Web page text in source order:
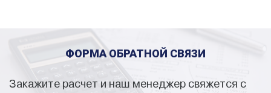
ФОРМА ОБРАТНОЙ СВЯЗИ
Закажите расчет и наш менеджер свяжется с